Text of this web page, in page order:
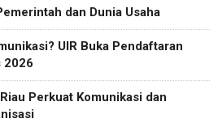
dan Dunia Usaha
UIR Buka Pendaftaran
2026
Perkuat Komunikasi dan